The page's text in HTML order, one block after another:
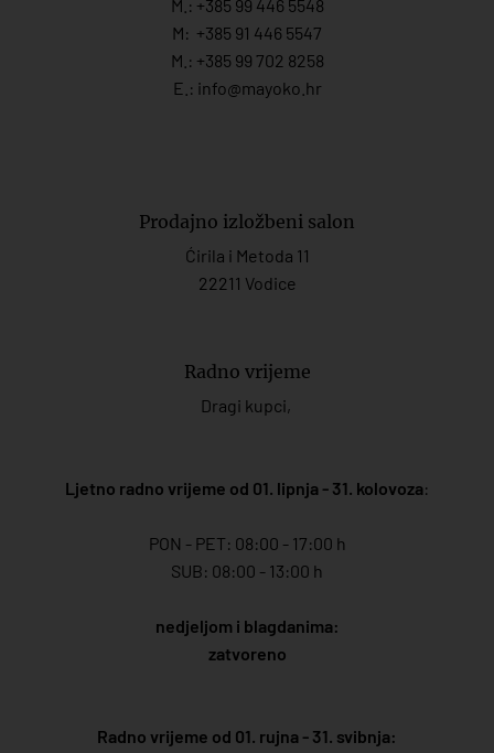
M.: +385 99 446 5548
M: +385 91 446 5547
M.: +385 99 702 8258
E.: info@mayoko. hr
Prodajno izložbeni salon
Ćirila i Metoda 11
22211 Vodice
Radno vrijeme
Dragi kupci,
Ljetno radno vrijeme od 01. lipnja - 31. kolovoza:
PON - PET: 08:00 - 17:00 h
SUB: 08:00 - 13:00 h
nedjeljom i blagdanima:
zatvoreno
Radno vrijeme od 01. rujna - 31. svibnja: